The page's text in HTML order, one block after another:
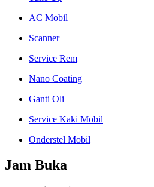
AC Mobil
Scanner
Service Rem
Nano Coating
Ganti Oli
Service Kaki Mobil
Onderstel Mobil
Jam Buka